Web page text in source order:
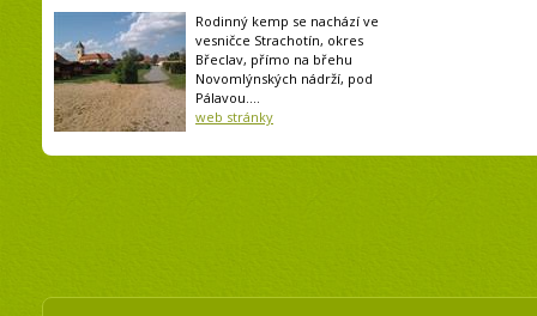
Rodinný kemp se nachází ve
vesničce Strachotín, okres
Břeclav, přímo na břehu
Novomlýnských nádrží, pod
Pálavou....
web stránky